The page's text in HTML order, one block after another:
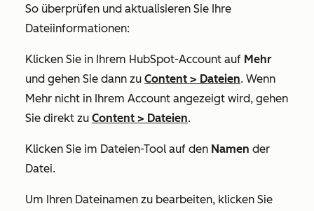
So überprüfen und aktualisieren Sie Ihre
Dateiinformationen:
Klicken Sie in Ihrem HubSpot-Account auf Mehr
und gehen Sie dann zu Content > Dateien. Wenn
Mehr nicht in Ihrem Account angezeigt wird, gehen
Sie direkt zu Content > Dateien.
Klicken Sie im Dateien-Tool auf den Namen der
Datei.
Um Ihren Dateinamen zu bearbeiten, klicken Sie